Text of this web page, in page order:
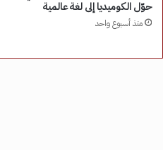
حوّل الكوميديا إلى لغة عالمية
منذ أسبوع واحد